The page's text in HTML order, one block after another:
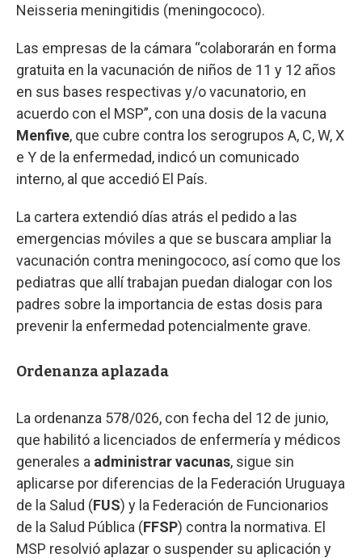
Neisseria meningitidis (meningococo).
Las empresas de la cámara “colaborarán en forma
gratuita en la vacunación de niños de 11 y 12 años
en sus bases respectivas y/o vacunatorio, en
acuerdo con el MSP”, con una dosis de la vacuna
Menfive, que cubre contra los serogrupos A, C, W, X
e Y de la enfermedad, indicó un comunicado
interno, al que accedió El País.
La cartera extendió días atrás el pedido a las
emergencias móviles a que se buscara ampliar la
vacunación contra meningococo, así como que los
pediatras que allí trabajan puedan dialogar con los
padres sobre la importancia de estas dosis para
prevenir la enfermedad potencialmente grave.
Ordenanza aplazada
La ordenanza 578/026, con fecha del 12 de junio,
que habilitó a licenciados de enfermería y médicos
generales a administrar vacunas, sigue sin
aplicarse por diferencias de la Federación Uruguaya
de la Salud (FUS) y la Federación de Funcionarios
de la Salud Pública (FFSP) contra la normativa. El
MSP resolvió aplazar o suspender su aplicación y